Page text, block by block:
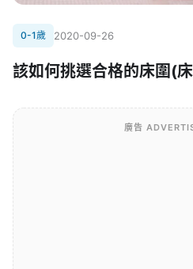
0-1歲 2020-09-26
該如何挑選合格的床圍(
廣告